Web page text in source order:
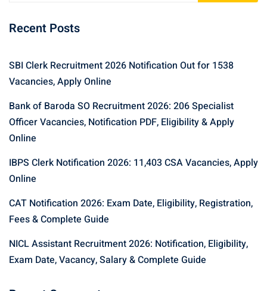
Recent Posts
SBI Clerk Recruitment 2026 Notification Out for 1538
Vacancies, Apply Online
Bank of Baroda SO Recruitment 2026: 206 Specialist
Officer Vacancies, Notification PDF, Eligibility & Apply
Online
IBPS Clerk Notification 2026: 11,403 CSA Vacancies, Apply
Online
CAT Notification 2026: Exam Date, Eligibility, Registration,
Fees & Complete Guide
NICL Assistant Recruitment 2026: Notification, Eligibility,
Exam Date, Vacancy, Salary & Complete Guide